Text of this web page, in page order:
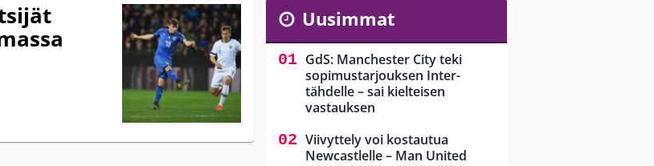
Uusimmat
GdS: Manchester City teki
sopimustarjouksen Inter-
tähdelle – sai kielteisen
vastauksen
Viivyttely voi kostautua
Newcastlelle – Man United